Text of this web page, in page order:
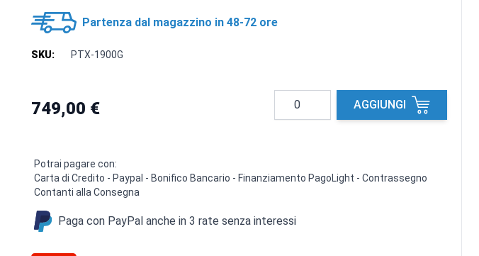
Partenza dal magazzino in 48-72 ore
SKU: PTX-1900G
749,00 €
Quantità
AGGIUNGI
Potrai pagare con:
Carta di Credito - Paypal - Bonifico Bancario - Finanziamento PagoLight - Contrassegno
Contanti alla Consegna
Paga con PayPal anche in 3 rate senza interessi